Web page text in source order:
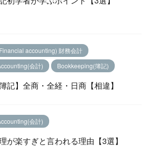
accounting) 財務会計
会計)
Bookkeeping(簿記)
簿記】全商・全経・日商【相違】
会計)
が楽すぎと言われる理由【3選】